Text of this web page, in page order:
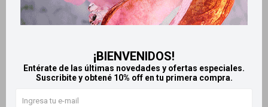
¡BIENVENIDOS!
Entérate de las últimas novedades y ofertas especiales.
Suscribite y obtené 10% off en tu primera compra.
2 HS
Uñas postizas autoadhesivas
Impress - celeste pastel
$ 779